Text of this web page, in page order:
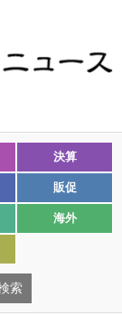
決算
販促
海外